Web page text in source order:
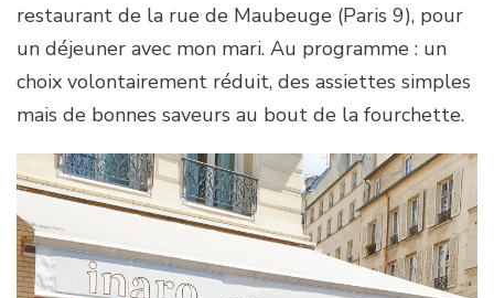
restaurant de la rue de Maubeuge (Paris 9), pour
un déjeuner avec mon mari. Au programme : un
choix volontairement réduit, des assiettes simples
mais de bonnes saveurs au bout de la fourchette.